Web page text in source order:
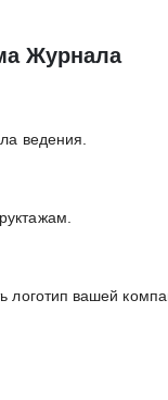
Журнала
ведения.
логотип вашей